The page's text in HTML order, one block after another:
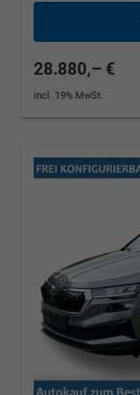
28.880,– €
incl. 19% MwSt.